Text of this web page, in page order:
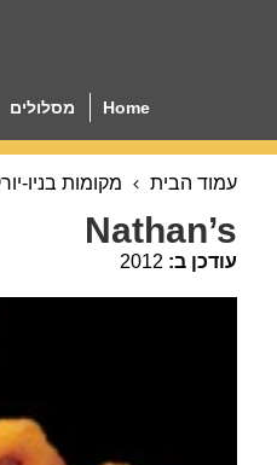
Home מסלולים
עמוד הבית מקומות בניו-
Nathan’s
עודכן ב: 2012